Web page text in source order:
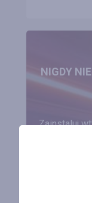
NIGDY
Zainstaluj